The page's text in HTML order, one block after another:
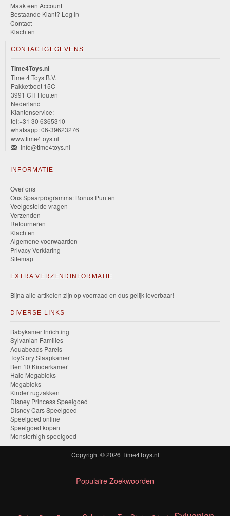
Maak een Account
Bestaande Klant? Log In
Contact
Klachten
CONTACTGEGEVENS
Time4Toys.nl
Time 4 Toys B.V.
Pakketboot 15C
3991 CH Houten
Nederland
Klantenservice:
tel:+31 30 6365310
whatsapp: 06-39623276
www.time4toys.nl
- info@time4toys.nl
INFORMATIE
Over ons
Ons Spaarprogramma: Bonus Punten
Veelgestelde vragen
Verzenden
Retourneren
Klachten
Algemene voorwaarden
Privacy Verklaring
Sitemap
EXTRA VERZENDINFORMATIE
Bijna alle artikelen zijn op voorraad en dus gelijk leverbaar!
DIVERSE LINKS
Babykamer Inrichting
Sylvanian Families
Aquabeads Parels
ToyStory Slaapkamer
Ben 10 Kinderkamer
Halo Megabloks
Megabloks
Kinder rugzakken
Disney Princess Speelgoed
Disney Cars Speelgoed
Speelgoed online
Speelgoed kopen
Monsterhigh speelgoed
Copyright © 2026 Time4Toys.nl
Populaire Zoekwoorden